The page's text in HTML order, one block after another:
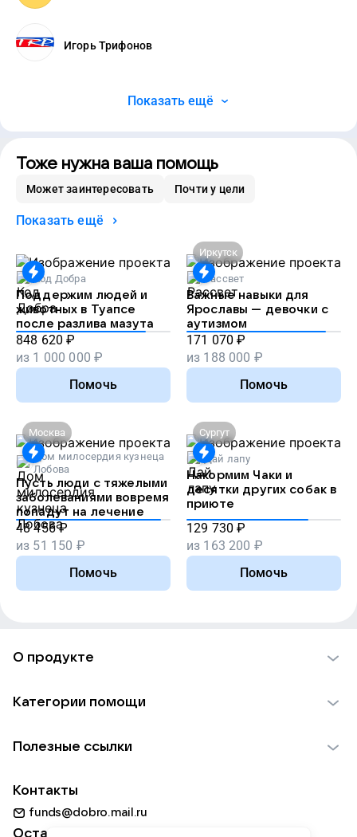
Игорь Трифонов
Показать ещё
Тоже нужна ваша помощь
Может заинтересовать Почти у цели
Показать ещё
Код Добра
Поддержим людей и
животных в Туапсе
после разлива мазута
848 620 ₽
из 1 000 000 ₽
Помочь
Иркутск
Рассвет
Важные навыки для
Ярославы — девочки с
аутизмом
171 070 ₽
из 188 000 ₽
Помочь
Москва
Дом милосердия кузнеца
Лобова
Пусть люди с тяжелыми
заболеваниями вовремя
попадут на лечение
48 456 ₽
из 51 150 ₽
Помочь
Сургут
Дай лапу
Накормим Чаки и
десятки других собак в
приюте
129 730 ₽
из 163 200 ₽
Помочь
О продукте
Использование материалов
Для НКО
Партнерам
Категории помощи
Пожилым
Животным
Полезные ссылки
Добрый день
Контакты
funds@dobro.mail.ru
Оставайтесь с нами